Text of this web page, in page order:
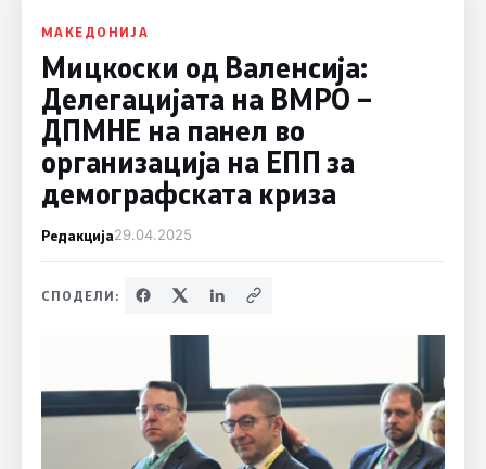
МАКЕДОНИЈА
Мицкоски од Валенсија:
Делегацијата на ВМРО –
ДПМНЕ на панел во
организација на ЕПП за
демографската криза
Редакција29.04.2025
СПОДЕЛИ: